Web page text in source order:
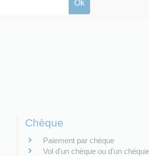
Chèque
Paiement par chèque
Vol d'un chèque ou d'un